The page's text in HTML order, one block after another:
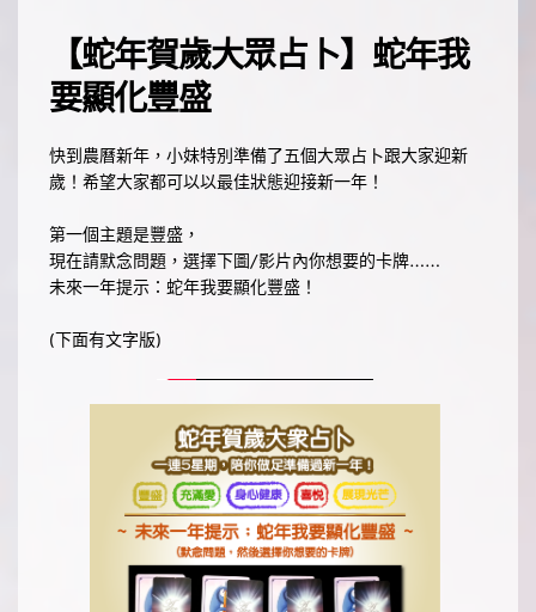
【蛇年賀歲大眾占卜】蛇年我
要顯化豐盛
快到農曆新年，小妹特別準備了五個大眾占卜跟大家迎新
歲！希望大家都可以以最佳狀態迎接新一年！
第一個主題是豐盛，
現在請默念問題，選擇下圖/影片內你想要的卡牌……
未來一年提示：蛇年我要顯化豐盛！
(下面有文字版)